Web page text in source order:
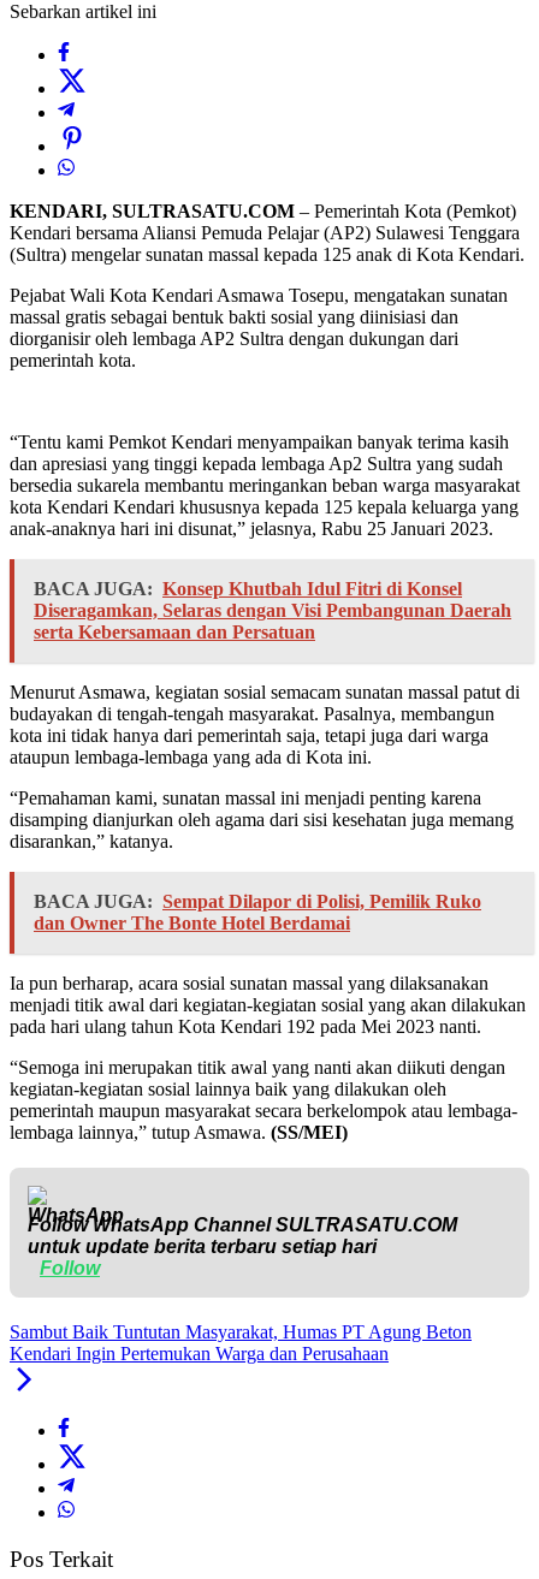
Sebarkan artikel ini
KENDARI, SULTRASATU.COM – Pemerintah Kota (Pemkot)
Kendari bersama Aliansi Pemuda Pelajar (AP2) Sulawesi Tenggara
(Sultra) mengelar sunatan massal kepada 125 anak di Kota Kendari.
Pejabat Wali Kota Kendari Asmawa Tosepu, mengatakan sunatan
massal gratis sebagai bentuk bakti sosial yang diinisiasi dan
diorganisir oleh lembaga AP2 Sultra dengan dukungan dari
pemerintah kota.
“Tentu kami Pemkot Kendari menyampaikan banyak terima kasih
dan apresiasi yang tinggi kepada lembaga Ap2 Sultra yang sudah
bersedia sukarela membantu meringankan beban warga masyarakat
kota Kendari Kendari khususnya kepada 125 kepala keluarga yang
anak-anaknya hari ini disunat,” jelasnya, Rabu 25 Januari 2023.
BACA JUGA: Konsep Khutbah Idul Fitri di Konsel
Diseragamkan, Selaras dengan Visi Pembangunan Daerah
serta Kebersamaan dan Persatuan
Menurut Asmawa, kegiatan sosial semacam sunatan massal patut di
budayakan di tengah-tengah masyarakat. Pasalnya, membangun
kota ini tidak hanya dari pemerintah saja, tetapi juga dari warga
ataupun lembaga-lembaga yang ada di Kota ini.
“Pemahaman kami, sunatan massal ini menjadi penting karena
disamping dianjurkan oleh agama dari sisi kesehatan juga memang
disarankan,” katanya.
BACA JUGA: Sempat Dilapor di Polisi, Pemilik Ruko
dan Owner The Bonte Hotel Berdamai
Ia pun berharap, acara sosial sunatan massal yang dilaksanakan
menjadi titik awal dari kegiatan-kegiatan sosial yang akan dilakukan
pada hari ulang tahun Kota Kendari 192 pada Mei 2023 nanti.
“Semoga ini merupakan titik awal yang nanti akan diikuti dengan
kegiatan-kegiatan sosial lainnya baik yang dilakukan oleh
pemerintah maupun masyarakat secara berkelompok atau lembaga-
lembaga lainnya,” tutup Asmawa. (SS/MEI)
Follow WhatsApp ChannelSULTRASATU.COM
untuk update berita terbaru setiap hari
Follow
Sambut Baik Tuntutan Masyarakat, Humas PT Agung Beton
Kendari Ingin Pertemukan Warga dan Perusahaan
Pos Terkait